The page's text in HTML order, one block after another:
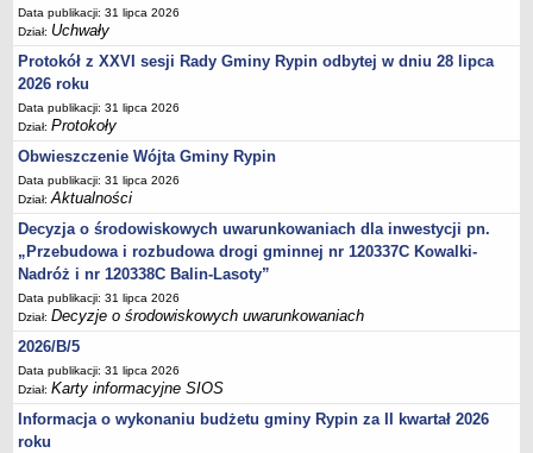
Wnioski
WŁADZE I STRUKTURA
Struktura organizacyjna
Rada gminy
Wójt
Urząd gminy
Jednostki organizacyjne, GOPS, Instytucja kultury, OSP
Jednostki pomocnicze - sołectwa
Plan pracy komisji rewizyjnej
PRAWO LOKALNE
Statut
Strategia rozwoju
Uchwały
Projekty uchwał
Data publikacji: 31 lipca 2026
Dział: Uchwały
Protokół z XXVI sesji Rady Gminy Rypin odbytej w dniu 28 lipca
2026 roku
Data publikacji: 31 lipca 2026
Dział:Protokoły
Obwieszczenie Wójta Gminy Rypin
Data publikacji: 31 lipca 2026
Dział:Aktualności
Decyzja o środowiskowych uwarunkowaniach dla inwestycji pn.
„Przebudowa i rozbudowa drogi gminnej nr 120337C Kowalki-
Nadróż i nr 120338C Balin-Lasoty”
Data publikacji: 31 lipca 2026
Dział:Decyzje o środowiskowych uwarunkowaniach
2026/B/5
Data publikacji: 31 lipca 2026
Dział:Karty informacyjne SIOS
Informacja o wykonaniu budżetu gminy Rypin za II kwartał 2026
roku